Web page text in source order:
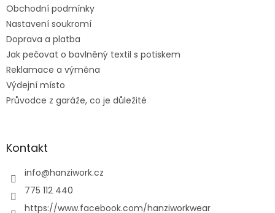
Obchodní podmínky
Nastavení soukromí
Doprava a platba
Jak pečovat o bavlněný textil s potiskem
Reklamace a výměna
Výdejní místo
Průvodce z garáže, co je důležité
Kontakt
info@hanziwork.cz
775 112 440
https://www.facebook.com/hanziworkwear